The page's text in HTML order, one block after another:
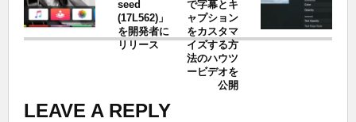
seed
(17L562)」
を開発者に
リリース
で字幕とキ
ャプション
をカスタマ
イズする方
法のハウツ
ービデオを
公開
LEAVE A REPLY